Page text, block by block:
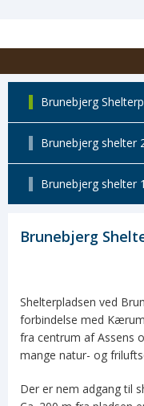
Brunebjerg
Brunebjerg shelter
Brunebjerg shelter 1
Brunebjerg
Shelterpladsen ved
forbindelse med
fra centrum af Assens
mange natur- og
Der er nem adgang til